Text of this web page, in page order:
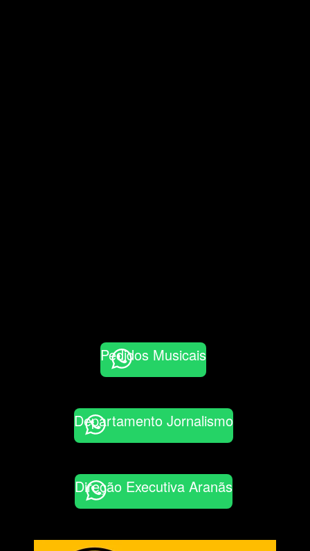
Pedidos Musicais
Departamento Jornalismo
Direção Executiva Aranãs